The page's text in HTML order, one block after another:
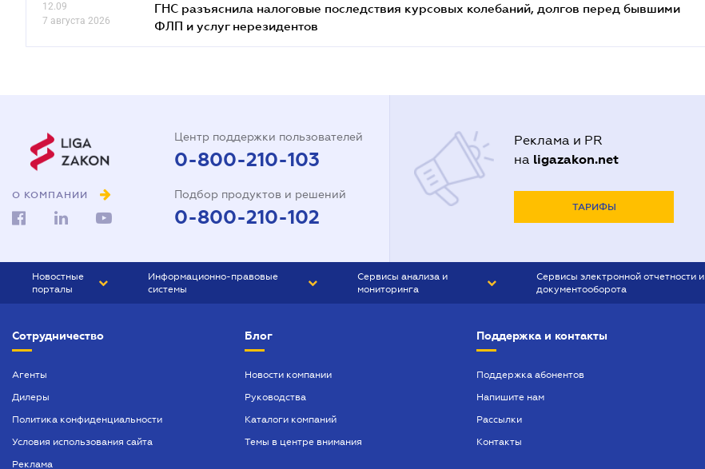
12.09
7 августа 2026
ГНС разъяснила налоговые последствия курсовых колебаний, долгов перед бывшими
ФЛП и услуг нерезидентов
О КОМПАНИИ
Центр поддержки пользователей
0-800-210-103
Подбор продуктов и решений
0-800-210-102
Реклама и PR
на ligazakon.net
ТАРИФЫ
Новостные
порталы
БИЗНЕС
Информационно-правовые
системы
БУХГАЛТЕР ПРОФ
ЮРИСТ ПРОФ
Сервисы анализа и
мониторинга
Сервисы электронной отчетности и
документооборота
Сотрудничество
Агенты
Дилеры
Политика конфиденциальности
Условия использования сайта
Реклама
Блог
Новости компании
Руководства
Каталоги компаний
Темы в центре внимания
Поддержка и контакты
Поддержка абонентов
Напишите нам
Рассылки
Контакты